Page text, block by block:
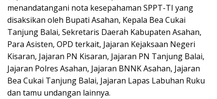
menandatangani nota kesepahaman SPPT-TI yang
disaksikan oleh Bupati Asahan, Kepala Bea Cukai
Tanjung Balai, Sekretaris Daerah Kabupaten Asahan,
Para Asisten, OPD terkait, Jajaran Kejaksaan Negeri
Kisaran, Jajaran PN Kisaran, Jajaran PN Tanjung Balai,
Jajaran Polres Asahan, Jajaran BNNK Asahan, Jajaran
Bea Cukai Tanjung Balai, Jajaran Lapas Labuhan Ruku
dan tamu undangan lainnya.